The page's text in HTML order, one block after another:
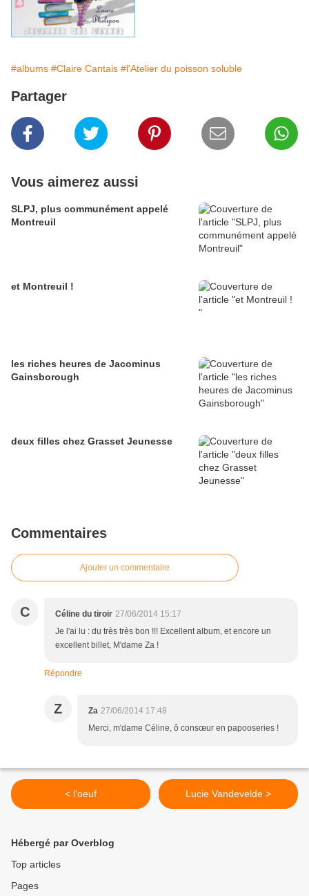
#albums #Claire Cantais #l'Atelier du poisson soluble
Partager
Vous aimerez aussi
SLPJ, plus communément appelé
Montreuil
et Montreuil !
les riches heures de Jacominus
Gainsborough
deux filles chez Grasset Jeunesse
Commentaires
Ajouter un commentaire
C Céline du tiroir 27/06/2014 15:17
Je l'ai lu : du très très bon !!! Excellent album, et encore un
excellent billet, M'dame Za !
Répondre
Z Za 27/06/2014 17:48
Merci, m'dame Céline, ô consœur en papooseries !
< l'oeuf Lucie Vandevelde >
Hébergé par Overblog
Top articles
Pages